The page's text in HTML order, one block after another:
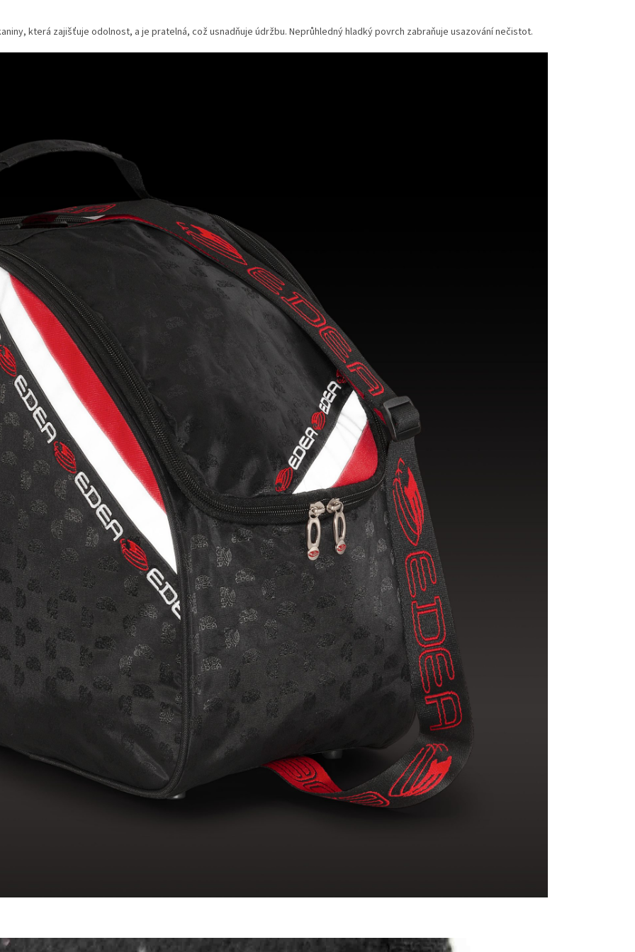
která zajišťuje odolnost, a je pratelná, což usnadňuje údržbu. Neprůhledný hladký povrch zabraňuje usazování nečistot.